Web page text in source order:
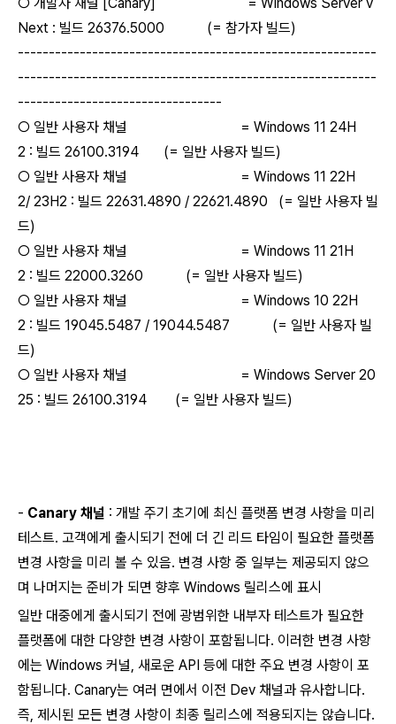
Next : 빌드 26376.5000 (= 참가자 빌드)
----------------------------------------------------------
----------------------------------------------------------
---------------------------------
○ 일반 사용자 채널 = Windows 11 24H
2 : 빌드 26100.3194 (= 일반 사용자 빌드)
○ 일반 사용자 채널 = Windows 11 22H
2/ 23H2 : 빌드 22631.4890 / 22621.4890 (= 일반 사용자 빌
드)
○ 일반 사용자 채널 = Windows 11 21H
2 : 빌드 22000.3260 (= 일반 사용자 빌드)
○ 일반 사용자 채널 = Windows 10 22H
2 : 빌드 19045.5487 / 19044.5487 (= 일반 사용자 빌
드)
○ 일반 사용자 채널 = Windows Server 20
25 : 빌드 26100.3194 (= 일반 사용자 빌드)
- Canary 채널 : 개발 주기 초기에 최신 플랫폼 변경 사항을 미리
테스트. 고객에게 출시되기 전에 더 긴 리드 타임이 필요한 플랫폼
변경 사항을 미리 볼 수 있음. 변경 사항 중 일부는 제공되지 않으
며 나머지는 준비가 되면 향후 Windows 릴리스에 표시
일반 대중에게 출시되기 전에 광범위한 내부자 테스트가 필요한
플랫폼에 대한 다양한 변경 사항이 포함됩니다. 이러한 변경 사항
에는 Windows 커널, 새로운 API 등에 대한 주요 변경 사항이 포
함됩니다. Canary는 여러 면에서 이전 Dev 채널과 유사합니다.
즉, 제시된 모든 변경 사항이 최종 릴리스에 적용되지는 않습니다.